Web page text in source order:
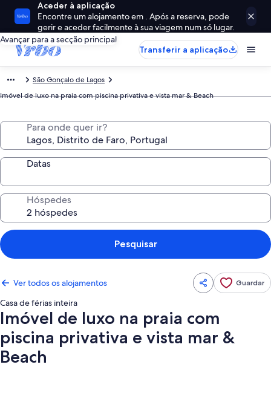
Aceder à aplicação
Encontre um alojamento em . Após a reserva, pode
gerir e aceder facilmente à sua viagem num só lugar.
Avançar para a secção principal
Transferir a aplicação
São Gonçalo de Lagos
Imóvel de luxo na praia com piscina privativa e vista mar & Beach
Para onde quer ir?
Datas
Hóspedes
Pesquisar
Ver todos os alojamentos Guardar
Casa de férias inteira
Imóvel de luxo na praia com
piscina privativa e vista mar &
Beach